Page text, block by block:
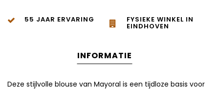
55 JAAR ERVARING FYSIEKE WINKEL IN
EINDHOVEN
INFORMATIE
Deze stijlvolle blouse van Mayoral is een tijdloze basis voor